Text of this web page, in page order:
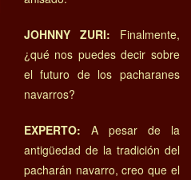
JOHNNY ZURI: Finalmente,
¿qué nos puedes decir sobre
el futuro de los pacharanes
navarros?
EXPERTO: A pesar de la
antigüedad de la tradición del
pacharán navarro, creo que el